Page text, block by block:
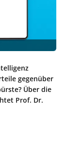
gegenüber
Über die
Prof. Dr.